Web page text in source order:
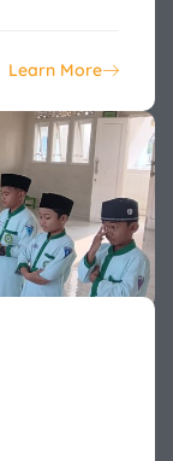
Learn More